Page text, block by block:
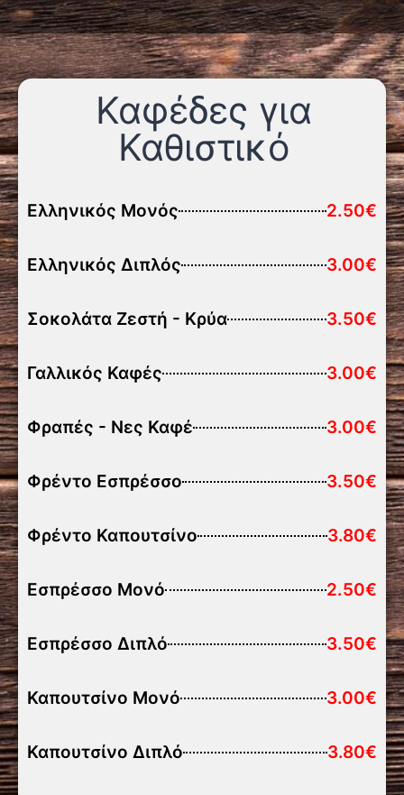
Καφέδες για
Καθιστικό
Ελληνικός Μονός 2.50€
Ελληνικός Διπλός 3.00€
Σοκολάτα Ζεστή - Κρύα 3.50€
Γαλλικός Καφές 3.00€
Φραπές - Νες Καφέ 3.00€
Φρέντο Εσπρέσσο 3.50€
Φρέντο Καπουτσίνο 3.80€
Εσπρέσσο Μονό 2.50€
Εσπρέσσο Διπλό 3.50€
Καπουτσίνο Μονό 3.00€
Καπουτσίνο Διπλό 3.80€